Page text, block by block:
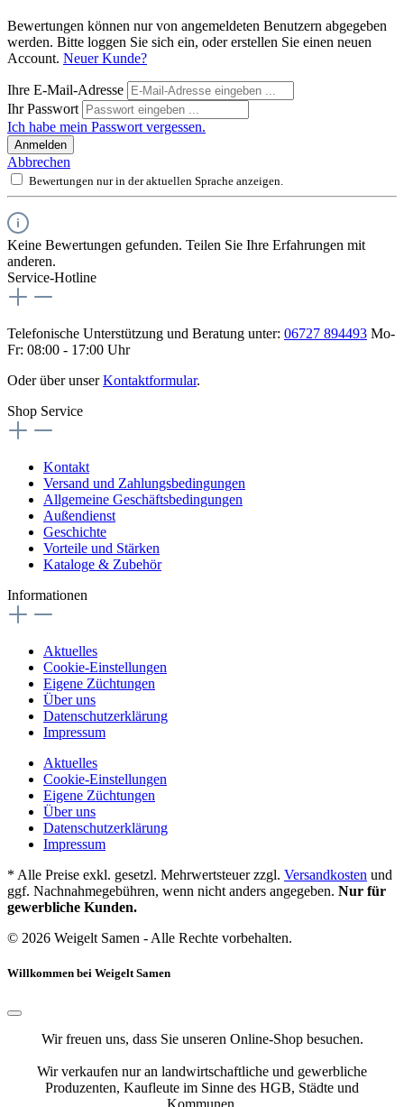
Bewertungen können nur von angemeldeten Benutzern abgegeben
werden. Bitte loggen Sie sich ein, oder erstellen Sie einen neuen
Account. Neuer Kunde?
Ihre E-Mail-Adresse
Ihr Passwort
Ich habe mein Passwort vergessen.
Anmelden
Abbrechen
Bewertungen nur in der aktuellen Sprache anzeigen.
Keine Bewertungen gefunden. Teilen Sie Ihre Erfahrungen mit
anderen.
Service-Hotline
Telefonische Unterstützung und Beratung unter: 06727 894493 Mo-
Fr: 08:00 - 17:00 Uhr
Oder über unserKontaktformular.
Shop Service
Kontakt
Versand und Zahlungsbedingungen
Allgemeine Geschäftsbedingungen
Außendienst
Geschichte
Vorteile und Stärken
Kataloge & Zubehör
Informationen
Aktuelles
Cookie-Einstellungen
Eigene Züchtungen
Über uns
Datenschutzerklärung
Impressum
Aktuelles
Cookie-Einstellungen
Eigene Züchtungen
Über uns
Datenschutzerklärung
Impressum
* Alle Preise exkl. gesetzl. Mehrwertsteuer zzgl. Versandkosten und
ggf. Nachnahmegebühren, wenn nicht anders angegeben. Nur für
gewerbliche Kunden.
© 2026 Weigelt Samen - Alle Rechte vorbehalten.
Willkommen bei Weigelt Samen
Wir freuen uns, dass Sie unseren Online-Shop besuchen.
Wir verkaufen nur an landwirtschaftliche und gewerbliche
Produzenten, Kaufleute im Sinne des HGB, Städte und
Kommunen.